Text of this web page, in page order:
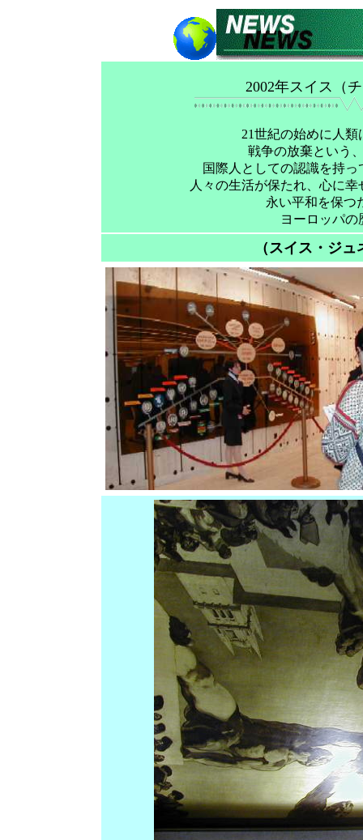
2002年スイス（
21世紀の始めに人
戦争の放棄という
国際人としての認識を持
人々の生活が保たれ、心に
永い平和を保つ
ヨーロッパ
（スイス・ジ